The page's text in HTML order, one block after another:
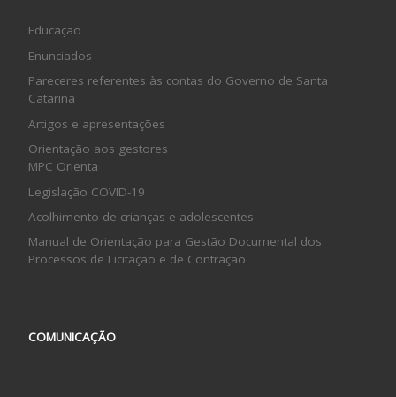
Educação
Enunciados
Pareceres referentes às contas do Governo de Santa
Catarina
Artigos e apresentações
Orientação aos gestores
MPC Orienta
Legislação COVID-19
Acolhimento de crianças e adolescentes
Manual de Orientação para Gestão Documental dos
Processos de Licitação e de Contração
COMUNICAÇÃO